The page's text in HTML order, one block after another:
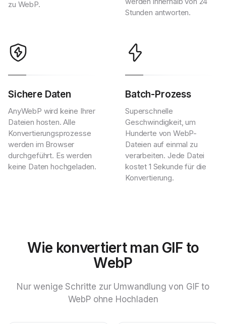
zu WebP.
Stunden antworten.
Sichere Daten
AnyWebP wird keine Ihrer
Dateien hosten. Alle
Konvertierungsprozesse
werden im Browser
durchgeführt. Es werden
keine Daten hochgeladen.
Batch-Prozess
Superschnelle
Geschwindigkeit, um
Hunderte von WebP-
Dateien auf einmal zu
verarbeiten. Jede Datei
kostet 1 Sekunde für die
Konvertierung.
Wie konvertiert man GIF to
WebP
Nur wenige Schritte zur Umwandlung von GIF to
WebP ohne Hochladen